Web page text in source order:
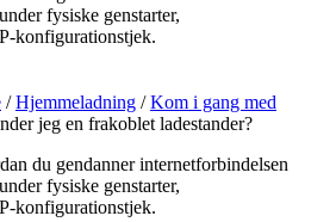
fysiske genstarter,
konfigurationstjek.
/ Hjemmeladning / Kom i gang med
jeg en frakoblet ladestander?
du gendanner internetforbindelsen
fysiske genstarter,
konfigurationstjek.